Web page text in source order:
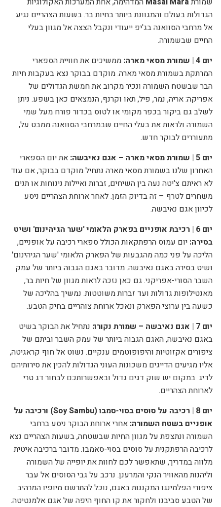
הגדולות בעולם והמגוונת ביותר בחיות בר. בשעות הצהריים נגיע
אל מרחבי הסוואנה בג'יפ ייעודי ונקבל הצצה אל מגוון בעלי
החיים שבשמורה.
יום 4 | שמורת מסאי מארה:
ממשיכים את חוויית הספארי
המרתקת בשמורת מסאי מארה.מוקדם בבוקר נצא בעקבות חיות
הבר שבשטח השמורה ונכיר מקרוב את חמשת הגדולים של
אפריקה: אריה, נמר, פיל, תאו וקרנף, הנמצאים כאן בשפע. ניתן
לשלב גם ביקור בכפר מקומי או לטוס בכדור פורח מעל שמי
השמורה ולראות את בעלי החיים שבמרחבי הסוואנה ממבט על,
מתעוררים לבוקר חדש.
יום 5 | שמורת מסאי מארה – אגם נאיבשה:
את יום הספארי
האחרון שלנו בשמורת מסאי מארה נתחיל מוקדם בבוקר, אם עוד
לא ראיתם צ'יטה נעה בין השיחים, זברות ואיילות נינוחות או תנים
משחרים לטרף – זה בדיוק הזמן. לאחר ארוחת הצהריים ניסע
לכיוון אגם נאיבשה.
יום 6 | רכיבת אופניים בפארק הלאומי 'שער הגיהינום' ושיט
בסירה: יום עמוס הרפתקאות הכולל ספארי רכיבה על אופניים,
הליכה על פני כמה מהגבעות של הפארק הלאומי 'שער הגיהינום'
ושיט בסירה באגם נאיבשה. מדובר באגם הגבוה ביותר של עמק
השבר הסורי-אפריקני. גם כאן נזכה לראות מגוון של חיות בר,
מאנטילופות גדולות ועד זברות משוטטות. נמשיך בהליכה של
כשעה בין ערוצי הפארק ונאכל ארוחת צוהריים בחיק הטבע.
יום 7 | אגם נאיבשה – שמורת נקורו:
נתחיל את הבוקר בשיט
באגם נאיבשה, האגם הגבוה ביותר של עמק השבר וביתם של
ציפורים אקזוטיות והיפופוטמים ענקיים. נשוט אל חוף קראגיטה,
אליו מגיעים הדייגים משכונות העוני הגדולות להכין את סירותיהם
לדיג. במקום יש שוק דגים גדול ובאפשרותכם לבחור דג טרי
לארוחת הצהריים.
יום 8 | רכיבה על סוסים בסוי-סמבו (
Soy Sambu) ורכיבה על
אופניים בשטח השמורה: אחרי ארוחת הבוקר ניסע ברחבי
השמורה ונתצפת על מגוון החיות שבשטחה, בשעות הצהריים נצא
לרכיבה הרפתקנית על סוסים בסוי-סאמבו. מדובר ברכיבה איטית
מלווה במדריך, שתאפשר לכם לחוות את יופייה של השמורה
וליהנות מהאוויר הנקי והמרענן. נרכב על גבי הסוסים אל עבר
ציפורי הפלמינגו המקננות באגם, נוכל להתרשם מיופיו המרהיב
של הטבע סביבנו ולחקור את קו החוף היפה של אגם אלמנטיטה.